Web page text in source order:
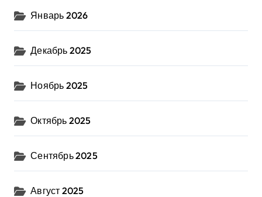
Январь 2026
Декабрь 2025
Ноябрь 2025
Октябрь 2025
Сентябрь 2025
Август 2025